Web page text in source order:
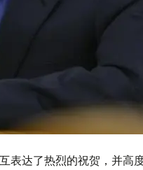
表达了热烈的祝贺，并高